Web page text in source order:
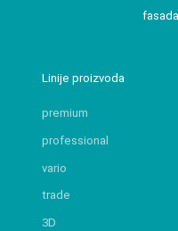
Linije proizvoda
premium
professional
vario
trade
3D